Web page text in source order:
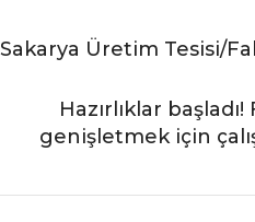
Sakarya Üretim Tesisi/
Hazırlıklar başladı!
genişletmek için